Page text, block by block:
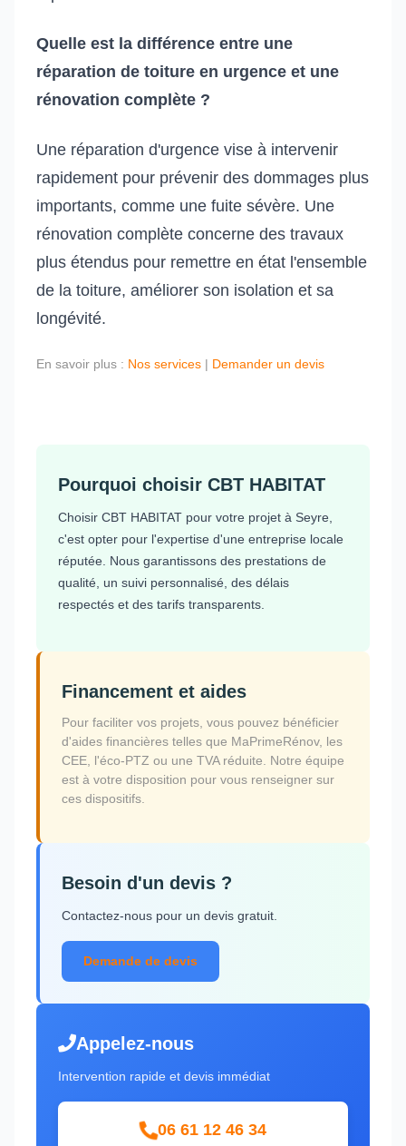
Quelle est la différence entre une
réparation de toiture en urgence et une
rénovation complète ?
Une réparation d'urgence vise à intervenir
rapidement pour prévenir des dommages plus
importants, comme une fuite sévère. Une
rénovation complète concerne des travaux
plus étendus pour remettre en état l'ensemble
de la toiture, améliorer son isolation et sa
longévité.
En savoir plus : Nos services | Demander un devis
Pourquoi choisir CBT HABITAT
Choisir CBT HABITAT pour votre projet à Seyre,
c'est opter pour l'expertise d'une entreprise locale
réputée. Nous garantissons des prestations de
qualité, un suivi personnalisé, des délais
respectés et des tarifs transparents.
Financement et aides
Pour faciliter vos projets, vous pouvez bénéficier
d'aides financières telles que MaPrimeRénov, les
CEE, l'éco-PTZ ou une TVA réduite. Notre équipe
est à votre disposition pour vous renseigner sur
ces dispositifs.
Besoin d'un devis ?
Contactez-nous pour un devis gratuit.
Demande de devis
Appelez-nous
Intervention rapide et devis immédiat
06 61 12 46 34